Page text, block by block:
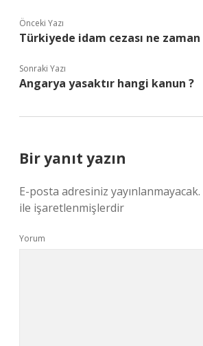
Önceki Yazı
Türkiyede idam cezası ne zaman
Sonraki Yazı
Angarya yasaktır hangi kanun ?
Bir yanıt yazın
E-posta adresiniz yayınlanmayacak.
ile işaretlenmişlerdir
Yorum